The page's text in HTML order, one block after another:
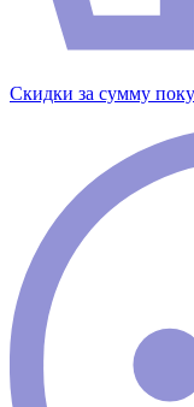
Скидки за сумму